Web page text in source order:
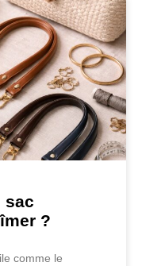
sac
?
comme le